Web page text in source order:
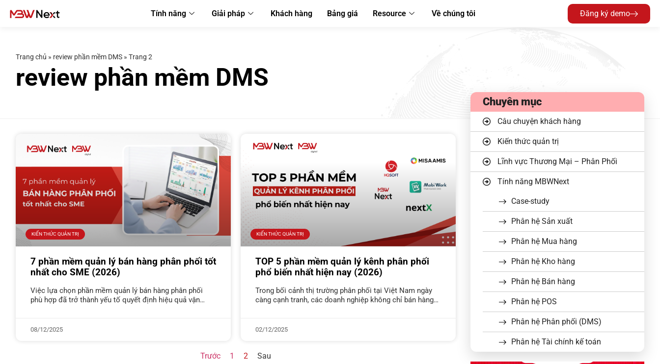
Tính năng Giải pháp Khách hàng Bảng giá Resource Về chúng tôi Đăng ký demo
Trang chủ » review phần mềm DMS » Trang 2
review phần mềm DMS
KIẾN THỨC QUẢN TRỊ
7 phần mềm quản lý bán hàng phân phối tốt
nhất cho SME (2026)
Việc lựa chọn phần mềm quản lý bán hàng phân phối
phù hợp đã trở thành yếu tố quyết định hiệu quả vận
08/12/2025
KIẾN THỨC QUẢN TRỊ
TOP 5 phần mềm quản lý kênh phân phối
phổ biến nhất hiện nay (2026)
Trong bối cảnh thị trường phân phối tại Việt Nam ngày
càng cạnh tranh, các doanh nghiệp không chỉ bán hàng
02/12/2025
Trước 1 2 Sau
Chuyên mục
Câu chuyện khách hàng
Kiến thức quản trị
Lĩnh vực Thương Mại – Phân Phối
Tính năng MBWNext
Case-study
Phân hệ Sản xuất
Phân hệ Mua hàng
Phân hệ Kho hàng
Phân hệ Bán hàng
Phân hệ POS
Phân hệ Phân phối (DMS)
Phân hệ Tài chính kế toán